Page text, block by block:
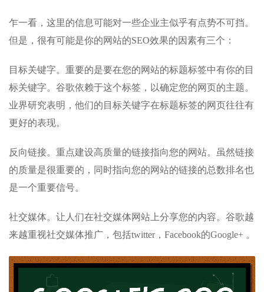
乍一看，这里的信息可能对一些企业主似乎有点势不可挡。
但是，很有可能是你的网站的SEO效果的因素有三个：
目标关键字。重要的是要在您的网站的标题标签中有你的目
标关键字。谷歌依赖于这个标签，以确定您的网页的主题。
业界研究表明，他们的目标关键字在标题标签的网页往往有
更好的表现。
反向链接。重点建设高质量的链接指向您的网站。虽然链接
的质量是很重要的，同时指向您的网站的链接的总数排名也
是一个重要信号。
社交媒体。让人们在社交媒体网站上分享您的内容。谷歌越
来越重视社交媒体推广，包括twitter，Facebook的Google+ 。